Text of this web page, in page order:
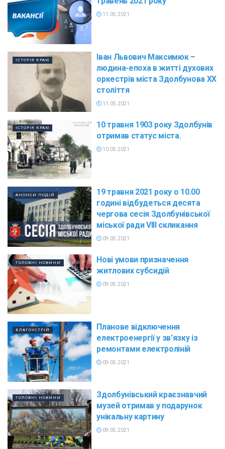
11.05.2021
ІСТОРІЯ КРАЮ
Іван Львович Максимюк –
людина-епоха в житті духових
оркестрів міста Здолбунова ХХ
століття
11.05.2021
ІСТОРІЯ КРАЮ
10 травня 1903 року Здолбунів
отримав статус міста.
10.05.2021
АНОНСИ ПОДІЙ
19 травня 2021 року о 10.00
годині відбудеться десята
чергова сесія Здолбунівської
міської ради VІІІ скликання
09.05.2021
ГОЛОВНІ НОВИНИ
Нові умови призначення
житлових субсидій
09.05.2021
БЛАГОУСТРІЙ
Планове відключення
електроенергії у зв’язку із
ремонтами електроліній
09.05.2021
ГОЛОВНІ НОВИНИ
Здолбунівський краєзнавчий
музей отримав у подарунок
унікальну картину
09.05.2021